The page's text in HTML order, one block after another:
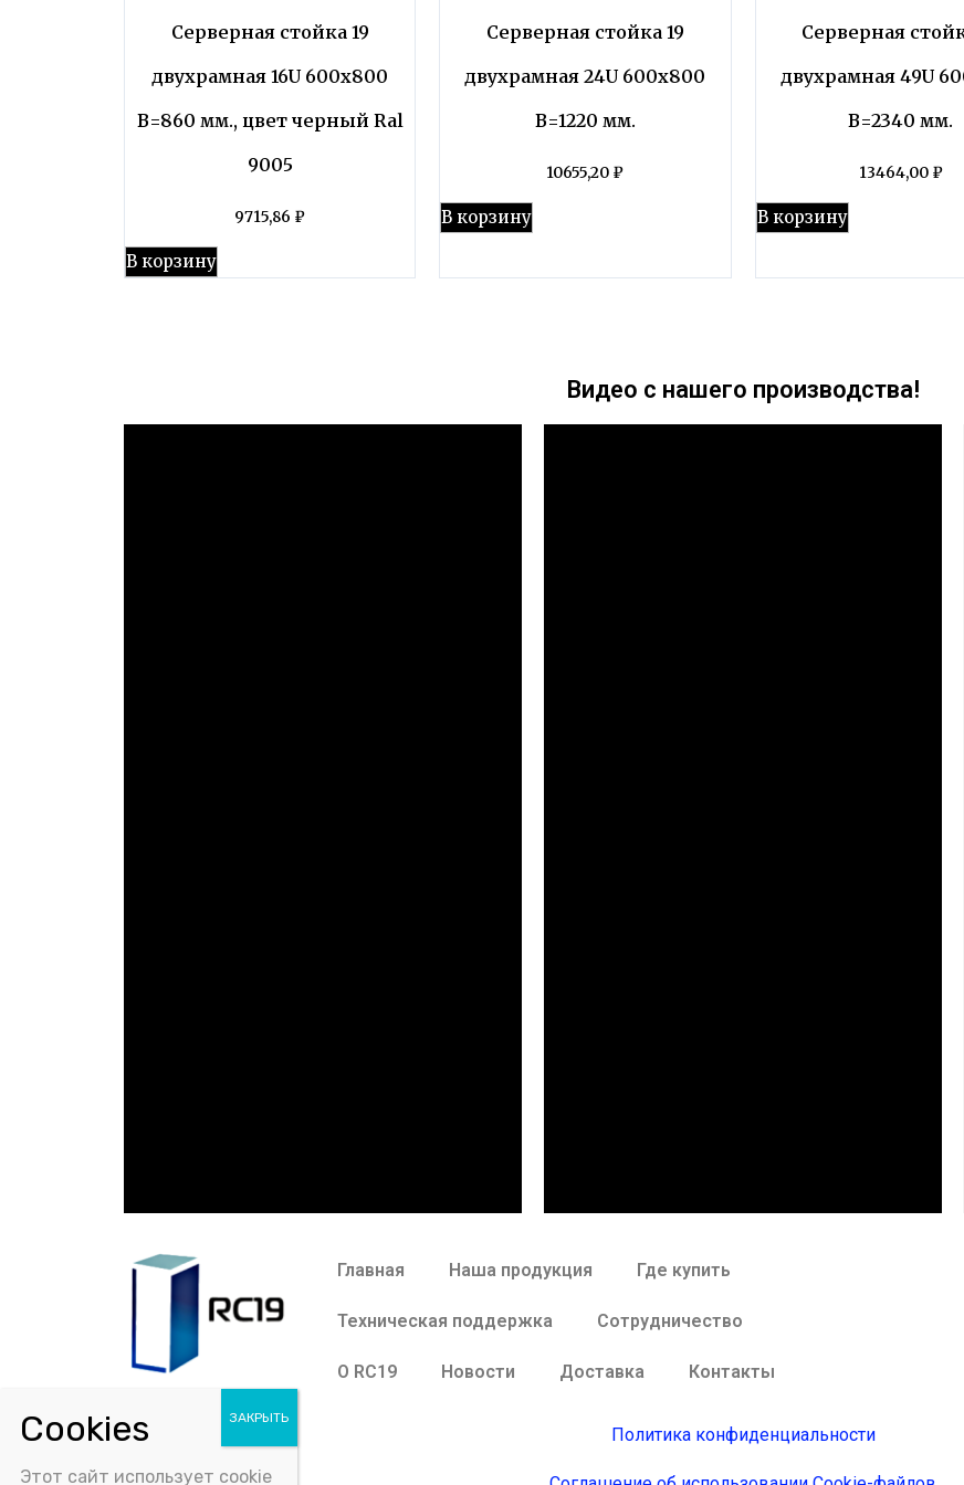
Серверная стойка 19
двухрамная 16U 600х800
В=860 мм., цвет черный Ral
9005
9715,86 ₽
В корзину
Серверная стойка 19
двухрамная 24U 600х800
В=1220 мм.
10655,20 ₽
В корзину
Серверная
двухрамная 49U
В=2340 мм.
13464,00 ₽
В корзину
Видео с нашего производства!
Главная Наша продукция Где купить
Техническая поддержка Сотрудничество
О RC19 Новости Доставка Контакты
Политика конфиденциальности
Этот сайт использует cookie